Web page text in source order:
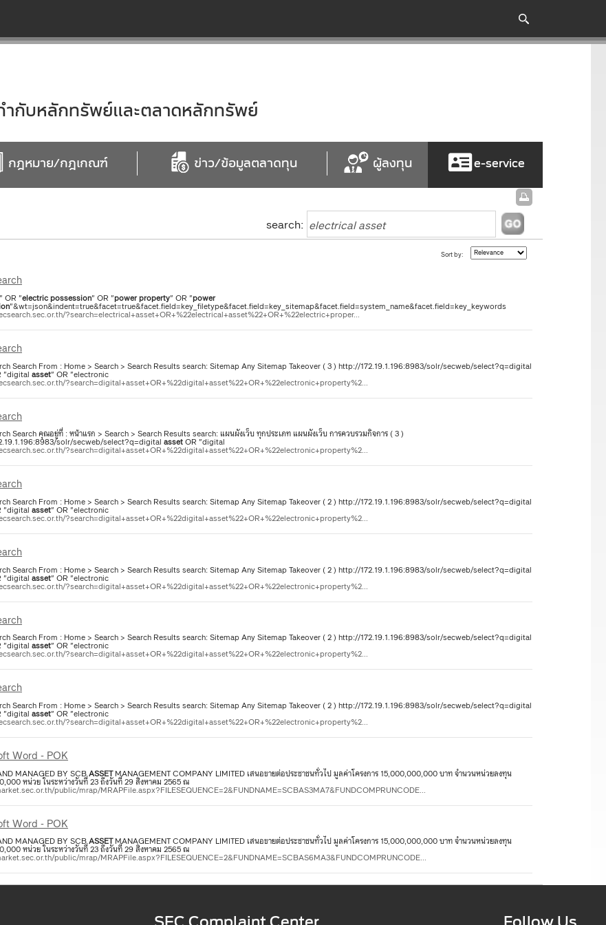
กับหลักทรัพย์และตลาดหลักทรัพย์
กฎหมาย/กฎเกณฑ์ ข่าว/ข้อมูลตลาดทุน ผู้ลงทุน e-service
search:
Sort by:
" OR "electricpossession" OR "powerproperty" OR "power
"&wt=json&indent=true&facet=true&facet.field=key_filetype&facet.field=key_sitemap&facet.field=system_name&facet.field=key_keywords
?search=electrical+asset+OR+%22electrical+asset%22+OR+%22electric+proper...
Search From : Home > Search > Search Results search: Sitemap Any Sitemap Takeover ( 3 ) http://172.19.1.196:8983/solr/secweb/select?q=digital
"digital asset" OR "electronic
?search=digital+asset+OR+%22digital+asset%22+OR+%22electronic+property%2...
Search คุณอยู่ที่ : หน้าแรก > Search > Search Results search: แผนผังเว็บ ทุกประเภท แผนผังเว็บ การควบรวมกิจการ ( 3 )
solr/secweb/select?q=digital assetOR "digital
?search=digital+asset+OR+%22digital+asset%22+OR+%22electronic+property%2...
Search From : Home > Search > Search Results search: Sitemap Any Sitemap Takeover ( 2 ) http://172.19.1.196:8983/solr/secweb/select?q=digital
"digital asset" OR "electronic
?search=digital+asset+OR+%22digital+asset%22+OR+%22electronic+property%2...
Search From : Home > Search > Search Results search: Sitemap Any Sitemap Takeover ( 2 ) http://172.19.1.196:8983/solr/secweb/select?q=digital
"digital asset" OR "electronic
?search=digital+asset+OR+%22digital+asset%22+OR+%22electronic+property%2...
Search From : Home > Search > Search Results search: Sitemap Any Sitemap Takeover ( 2 ) http://172.19.1.196:8983/solr/secweb/select?q=digital
"digital asset" OR "electronic
?search=digital+asset+OR+%22digital+asset%22+OR+%22electronic+property%2...
Search From : Home > Search > Search Results search: Sitemap Any Sitemap Takeover ( 2 ) http://172.19.1.196:8983/solr/secweb/select?q=digital
"digital asset" OR "electronic
?search=digital+asset+OR+%22digital+asset%22+OR+%22electronic+property%2...
Word - POK
MANAGED BY SCBASSETMANAGEMENT COMPANY LIMITED เสนอขายต่อประชาชนท่ัวไป มูลค่าโครงการ 15,000,000,000 บาท จำนวนหน่วยลงทุน
หน่วย ในระหว่างวันที่ 23 ถึงวันที่ 29 สิงหาคม 2565 ณ
public/mrap/MRAPFile.aspx?FILESEQUENCE=2&FUNDNAME=SCBAS3MA7&FUNDCOMPRUNCODE...
Word - POK
MANAGED BY SCBASSETMANAGEMENT COMPANY LIMITED เสนอขายต่อประชาชนท่ัวไป มูลค่าโครงการ 15,000,000,000 บาท จำนวนหน่วยลงทุน
หน่วย ในระหว่างวันที่ 23 ถึงวันที่ 29 สิงหาคม 2565 ณ
public/mrap/MRAPFile.aspx?FILESEQUENCE=2&FUNDNAME=SCBAS6MA3&FUNDCOMPRUNCODE...